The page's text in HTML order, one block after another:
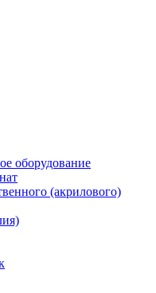
оборудование
(акрилового)